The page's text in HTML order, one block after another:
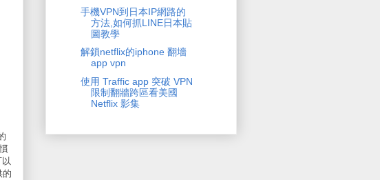
的
手機VPN到日本IP網路的
方法,如何抓LINE日本貼
圖教學
解鎖netflix的iphone 翻墻
app vpn
使用 Traffic app 突破 VPN
限制翻牆跨區看美國
Netflix 影集